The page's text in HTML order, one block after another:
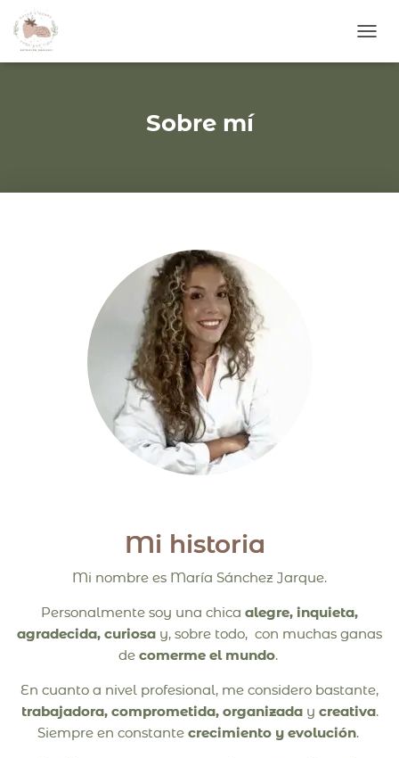
A
Sobre mí
Mi historia
Mi nombre es María Sánchez Jarque.
Personalmente soy una chica alegre, inquieta,
agradecida, curiosa y, sobre todo, con muchas ganas
de comerme el mundo.
En cuanto a nivel profesional, me considero bastante,
trabajadora, comprometida, organizada y creativa.
Siempre en constantecrecimiento y evolución.